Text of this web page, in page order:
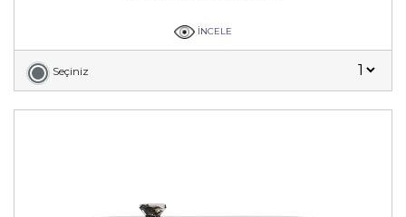
İNCELE
Seçiniz